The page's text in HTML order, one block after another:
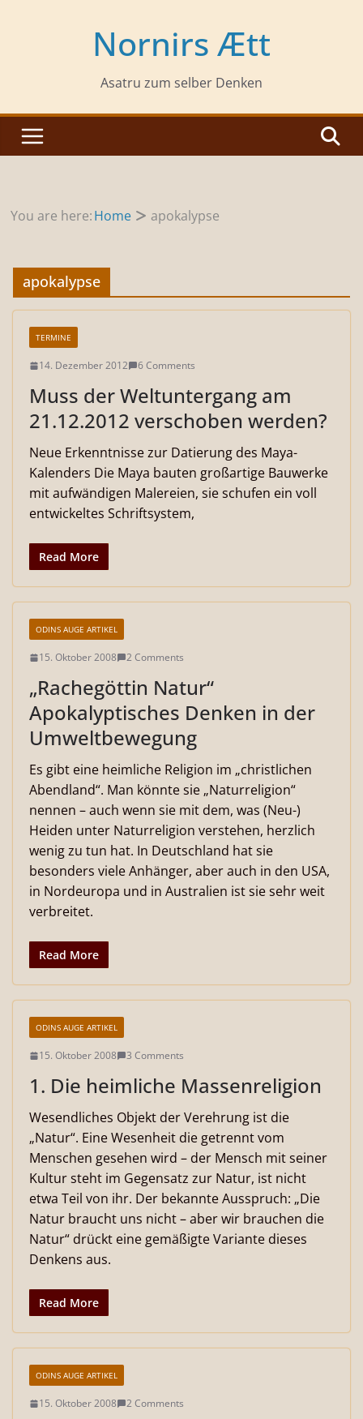
Nornirs Ætt
Asatru zum selber Denken
You are here:Home apokalypse
apokalypse
TERMINE
14. Dezember 2012 6 Comments
Muss der Weltuntergang am
21.12.2012 verschoben werden?
Neue Erkenntnisse zur Datierung des Maya-
Kalenders Die Maya bauten großartige Bauwerke
mit aufwändigen Malereien, sie schufen ein voll
entwickeltes Schriftsystem,
Read More
ODINS AUGE ARTIKEL
15. Oktober 2008 2 Comments
„Rachegöttin Natur“
Apokalyptisches Denken in der
Umweltbewegung
Es gibt eine heimliche Religion im „christlichen
Abendland“. Man könnte sie „Naturreligion“
nennen – auch wenn sie mit dem, was (Neu-)
Heiden unter Naturreligion verstehen, herzlich
wenig zu tun hat. In Deutschland hat sie
besonders viele Anhänger, aber auch in den USA,
in Nordeuropa und in Australien ist sie sehr weit
verbreitet.
Read More
ODINS AUGE ARTIKEL
15. Oktober 2008 3 Comments
1. Die heimliche Massenreligion
Wesendliches Objekt der Verehrung ist die
„Natur“. Eine Wesenheit die getrennt vom
Menschen gesehen wird – der Mensch mit seiner
Kultur steht im Gegensatz zur Natur, ist nicht
etwa Teil von ihr. Der bekannte Ausspruch: „Die
Natur braucht uns nicht – aber wir brauchen die
Natur“ drückt eine gemäßigte Variante dieses
Denkens aus.
Read More
ODINS AUGE ARTIKEL
15. Oktober 2008 2 Comments